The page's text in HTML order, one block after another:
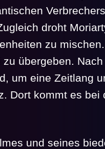
droht
zu
übergeben.
um eine Zeitlang
Dort kommt es bei
und seines